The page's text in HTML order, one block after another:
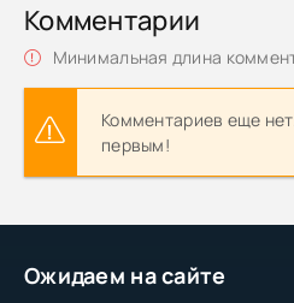
Ожидаем на сайте
Комментарии
Минимальная длина
Комментариев еще
первым!